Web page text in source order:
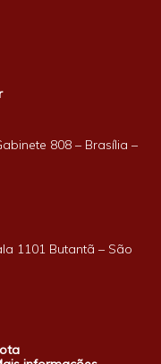
808 – Brasília –
1101 Butantã – São